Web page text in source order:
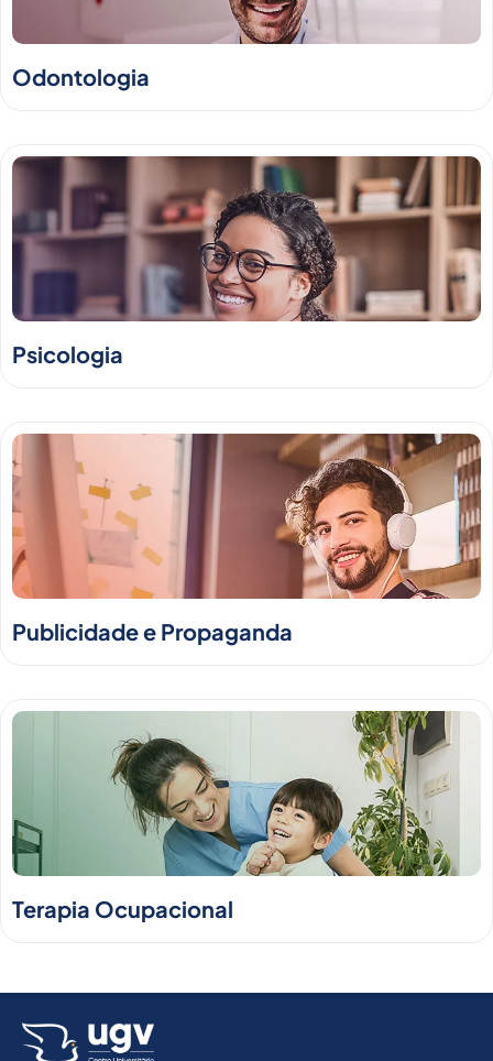
Odontologia
Psicologia
Publicidade e Propaganda
Terapia Ocupacional